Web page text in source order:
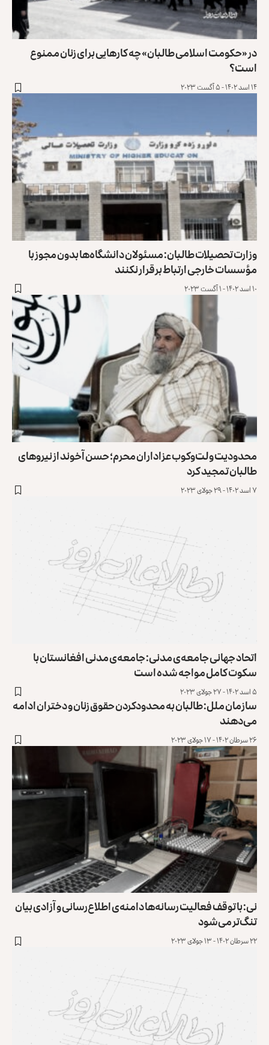
در «حکومت اسلامی طالبان» چه کارهایی برای زنان ممنوع
است؟
۱۴ اسد ۱۴۰۲ - ۵ آگست ۲۰۲۳
وزارت تحصیلات طالبان: مسئولان دانشگاه‌ها بدون مجوز با
مؤسسات خارجی ارتباط برقرار نکنند
۱۰ اسد ۱۴۰۲ - ۱ آگست ۲۰۲۳
محدودیت و لت‌وکوب عزاداران محرم؛ حسن آخوند از نیروهای
طالبان تمجید کرد
۷ اسد ۱۴۰۲ - ۲۹ جولای ۲۰۲۳
اتحاد جهانی جامعه‌ی مدنی: جامعه‌ی مدنی افغانستان با
سکوت کامل مواجه شده است
۵ اسد ۱۴۰۲ - ۲۷ جولای ۲۰۲۳
سازمان ملل: طالبان به محدودکردن حقوق زنان و دختران ادامه
می‌دهند
۲۶ سرطان ۱۴۰۲ - ۱۷ جولای ۲۰۲۳
نی: با توقف فعالیت‌ رسانه‌ها دامنه‌ی اطلاع‌رسانی و آزادی بیان
تنگ‌تر می‌شود
۲۲ سرطان ۱۴۰۲ - ۱۳ جولای ۲۰۲۳